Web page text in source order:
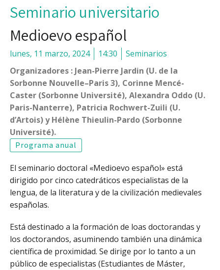
Seminario universitario
Medioevo español
lunes, 11 marzo, 2024 14:30
Seminarios
Organizadores : Jean-Pierre Jardin (U. de la
Sorbonne Nouvelle–Paris 3), Corinne Mencé-
Caster (Sorbonne Université), Alexandra Oddo (U.
Paris-Nanterre), Patricia Rochwert-Zuili (U.
d’Artois) y Hélène Thieulin-Pardo (Sorbonne
Université).
Programa anual
El seminario doctoral «Medioevo español» está
dirigido por cinco catedráticos especialistas de la
lengua, de la literatura y de la civilización medievales
españolas.
Está destinado a la formación de loas doctorandas y
los doctorandos, asuminendo también una dinámica
científica de proximidad. Se dirige por lo tanto a un
público de especialistas (Estudiantes de Máster,